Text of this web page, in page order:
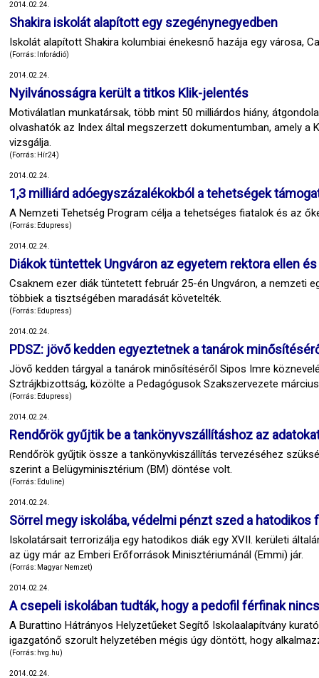
2014.02.24.
Shakira iskolát alapított egy szegénynegyedben
Iskolát alapított Shakira kolumbiai énekesnő hazája egy városa,
(Forrás: Inforádió)
2014.02.24.
Nyilvánosságra került a titkos Klik-jelentés
Motiválatlan munkatársak, több mint 50 milliárdos hiány,
olvashatók az Index által megszerzett dokumentumban, amely
vizsgálja.
(Forrás: Hír24)
2014.02.24.
1,3 milliárd adóegyszázalékokból a tehetségek
A Nemzeti Tehetség Program célja a tehetséges fiatalok és az
(Forrás: Edupress)
2014.02.24.
Diákok tüntettek Ungváron az egyetem rektora ellen
Csaknem ezer diák tüntetett február 25-én Ungváron, a nemzeti
többiek a tisztségében maradását követelték.
(Forrás: Edupress)
2014.02.24.
PDSZ: jövő kedden egyeztetnek a tanárok
Jövő kedden tárgyal a tanárok minősítéséről Sipos Imre
Sztrájkbizottság, közölte a Pedagógusok Szakszervezete
(Forrás: Edupress)
2014.02.24.
Rendőrök gyűjtik be a tankönyvszállításhoz az
Rendőrök gyűjtik össze a tankönyvkiszállítás tervezéséhez
szerint a Belügyminisztérium (BM) döntése volt.
(Forrás: Eduline)
2014.02.24.
Sörrel megy iskolába, védelmi pénzt szed a hatodikos
Iskolatársait terrorizálja egy hatodikos diák egy XVII. kerületi
az ügy már az Emberi Erőforrások Minisztériumánál (Emmi) jár.
(Forrás: Magyar Nemzet)
2014.02.24.
A csepeli iskolában tudták, hogy a pedofil férfinak
A Burattino Hátrányos Helyzetűeket Segítő Iskolaalapítvány
igazgatónő szorult helyzetében mégis úgy döntött, hogy
(Forrás: hvg.hu)
2014.02.24.